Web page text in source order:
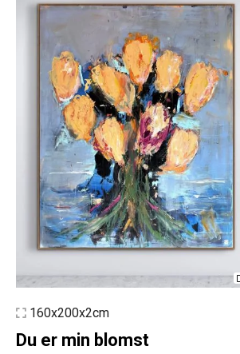
160x200x2cm
Du er min blomst